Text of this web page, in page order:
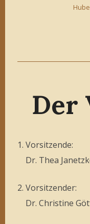
Der
1. Vorsitzende:
Dr. Thea
2. Vorsitzender:
Dr. Christine